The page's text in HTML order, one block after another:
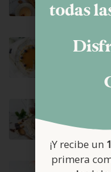
todas
¡Y recibe un
primera